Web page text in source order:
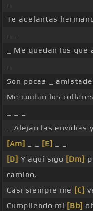
Te adelantas
_ Me quedan los que
Son pocas _
Me cuidan los
_ Alejan las envidias y
[Am]
[E]
[D] Y aquí sigo [Dm]
camino.
Casi siempre me [C]
Cumpliendo mi [Bb]